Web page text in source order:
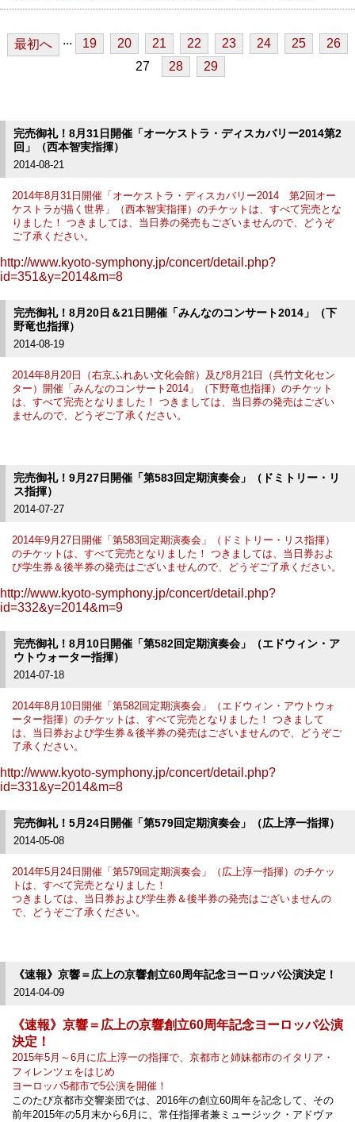
最初へ ... 19 20 21 22 23 24 25
26
27
28 29
完売御礼！8月31日開催「オーケストラ・ディスカバリー2014第2
回」（西本智実指揮）
2014-08-21
2014年8月31日開催「オーケストラ・ディスカバリー2014 第2回オー
ケストラが描く世界」（西本智実指揮）のチケットは、すべて完売とな
りました！ つきましては、当日券の発売もございませんので、どうぞ
ご了承ください。
http://www.kyoto-symphony.jp/concert/detail.php?
id=351&y=2014&m=8
完売御礼！8月20日＆21日開催「みんなのコンサート2014」（下
野竜也指揮）
2014-08-19
2014年8月20日（右京ふれあい文化会館）及び8月21日（呉竹文化セン
ター）開催「みんなのコンサート2014」（下野竜也指揮）のチケット
は、すべて完売となりました！ つきましては、当日券の発売はござい
ませんので、どうぞご了承ください。
完売御礼！9月27日開催「第583回定期演奏会」（ドミトリー・リ
ス指揮）
2014-07-27
2014年9月27日開催「第583回定期演奏会」（ドミトリー・リス指揮）
のチケットは、すべて完売となりました！ つきましては、当日券およ
び学生券＆後半券の発売はございませんので、どうぞご了承ください。
http://www.kyoto-symphony.jp/concert/detail.php?
id=332&y=2014&m=9
完売御礼！8月10日開催「第582回定期演奏会」（エドウィン・ア
ウトウォーター指揮）
2014-07-18
2014年8月10日開催「第582回定期演奏会」（エドウィン・アウトウォ
ーター指揮）のチケットは、すべて完売となりました！ つきまして
は、当日券および学生券＆後半券の発売はございませんので、どうぞご
了承ください。
http://www.kyoto-symphony.jp/concert/detail.php?
id=331&y=2014&m=8
完売御礼！5月24日開催「第579回定期演奏会」（広上淳一指揮）
2014-05-08
2014年5月24日開催「第579回定期演奏会」（広上淳一指揮）のチケッ
トは、すべて完売となりました！
つきましては、当日券および学生券＆後半券の発売はございませんの
で、
どうぞご了承ください。
《速報》京響＝広上の京響創立60周年記念ヨーロッパ公演決定！
2014-04-09
《速報》京響＝広上の京響創立60周年記念ヨーロッパ公演
決定！
2015年5月～6月に広上淳一の指揮で、京都市と姉妹都市のイタリア・
フィレンツェをはじめ
ヨーロッパ5都市で5公演を開催！
このたび京都市交響楽団では、2016年の創立60周年を記念して、その
前年2015年の5月末から6月に、常任指揮者兼ミュージック・アドヴァ